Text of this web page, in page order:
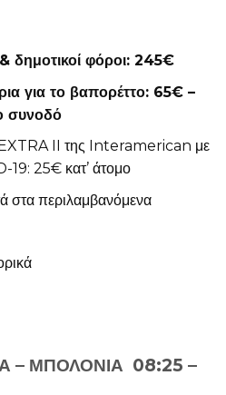
δημοτικοί φόροι: 245€
για το βαπορέττο: 65€ –
συνοδό
EXTRA II της Interamerican με
19: 25€ κατ’ άτομο
στα περιλαμβανόμενα
ΜΠΟΛΟΝΙΑ 08:25 –